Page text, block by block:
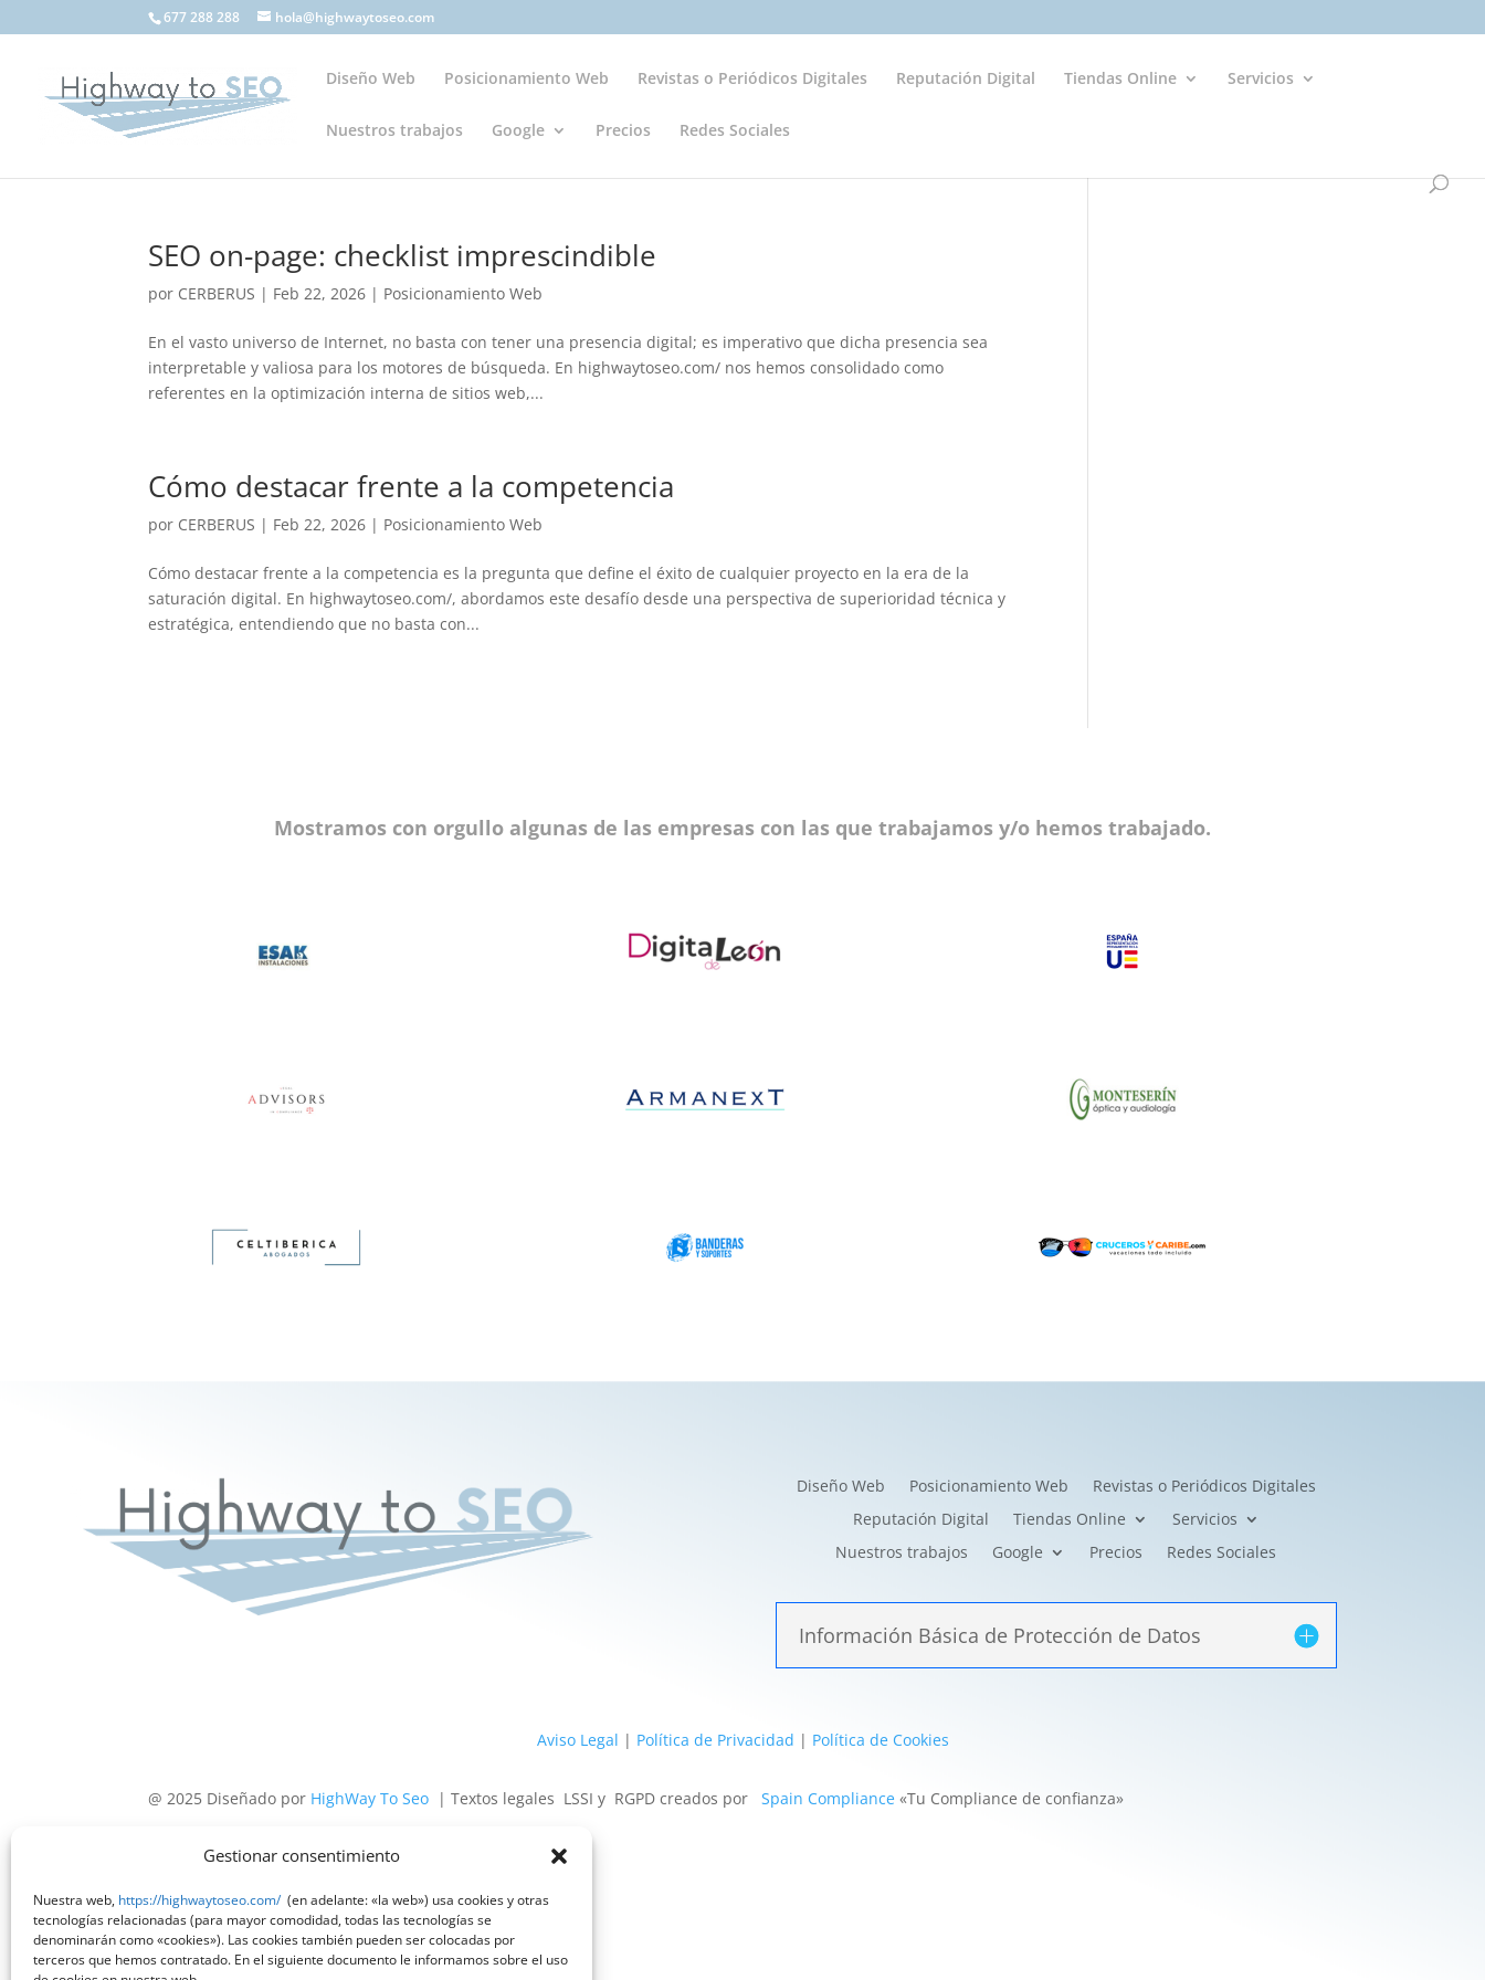
Gestionar consentimiento
Nuestra web, https://highwaytoseo.com/ (en adelante: «la web») usa cookies y otras
tecnologías relacionadas (para mayor comodidad, todas las tecnologías se
denominarán como «cookies»). Las cookies también pueden ser colocadas por
terceros que hemos contratado. En el siguiente documento le informamos sobre el uso
677 288 288 hola@highwaytoseo.com
Diseño Web Posicionamiento Web Revistas o Periódicos Digitales Reputación Digital Tiendas Online Servicios
Nuestros trabajos Google Precios Redes Sociales
SEO on-page: checklist imprescindible
por CERBERUS | Feb 22, 2026 | Posicionamiento Web
En el vasto universo de Internet, no basta con tener una presencia digital; es imperativo que dicha presencia sea
interpretable y valiosa para los motores de búsqueda. En highwaytoseo.com/ nos hemos consolidado como
referentes en la optimización interna de sitios web,...
Cómo destacar frente a la competencia
por CERBERUS | Feb 22, 2026 | Posicionamiento Web
Cómo destacar frente a la competencia es la pregunta que define el éxito de cualquier proyecto en la era de la
saturación digital. En highwaytoseo.com/, abordamos este desafío desde una perspectiva de superioridad técnica y
estratégica, entendiendo que no basta con...
Mostramos con orgullo algunas de las empresas con las que trabajamos y/o hemos trabajado.
Diseño Web Posicionamiento Web
Revistas o Periódicos Digitales
Reputación Digital
Tiendas Online
Servicios
Nuestros trabajos
Google Precios Redes Sociales
Información Básica de Protección de Datos
Aviso Legal | Política de Privacidad | Política de Cookies
@ 2025 Diseñado por HighWay To Seo | Textos legales LSSI y RGPD creados porSpain Compliance «Tu Compliance de confianza»